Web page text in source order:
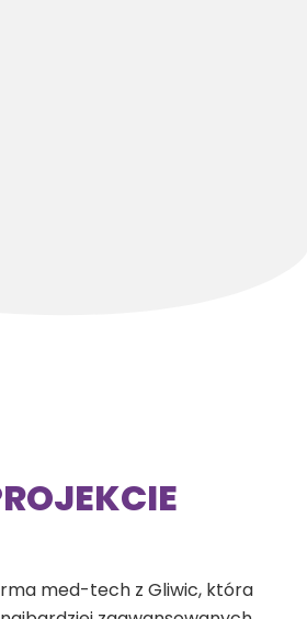
med-tech z Gliwic, która